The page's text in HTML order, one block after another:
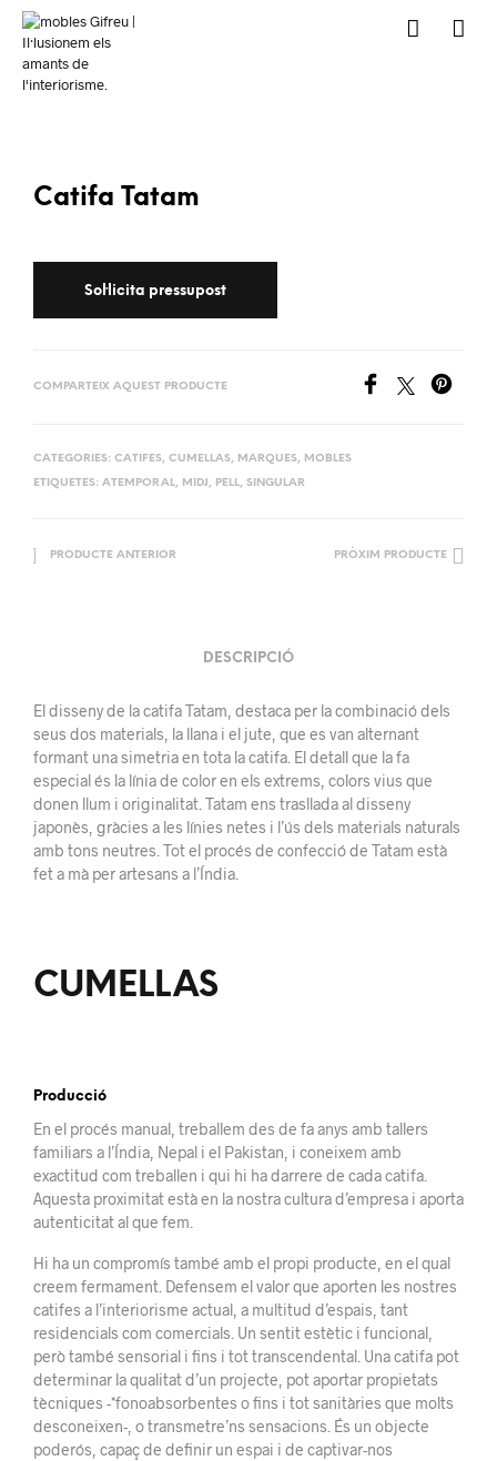
Catifa Tatam
COMPARTEIX AQUEST PRODUCTE
CATEGORIES: CATIFES, CUMELLAS, MARQUES, MOBLES
ETIQUETES: ATEMPORAL, MIDJ, PELL, SINGULAR
PRODUCTE ANTERIOR PRÒXIM PRODUCTE
DESCRIPCIÓ
El disseny de la catifa Tatam, destaca per la combinació dels
seus dos materials, la llana i el jute, que es van alternant
formant una simetria en tota la catifa. El detall que la fa
especial és la línia de color en els extrems, colors vius que
donen llum i originalitat. Tatam ens trasllada al disseny
japonès, gràcies a les línies netes i l’ús dels materials naturals
amb tons neutres. Tot el procés de confecció de Tatam està
fet a mà per artesans a l’Índia.
CUMELLAS
Producció
En el procés manual, treballem des de fa anys amb tallers
familiars a l’Índia, Nepal i el Pakistan, i coneixem amb
exactitud com treballen i qui hi ha darrere de cada catifa.
Aquesta proximitat està en la nostra cultura d’empresa i aporta
autenticitat al que fem.
Hi ha un compromís també amb el propi producte, en el qual
creem fermament. Defensem el valor que aporten les nostres
catifes a l’interiorisme actual, a multitud d’espais, tant
residencials com comercials. Un sentit estètic i funcional,
però també sensorial i fins i tot transcendental. Una catifa pot
determinar la qualitat d’un projecte, pot aportar propietats
tècniques -*fonoabsorbentes o fins i tot sanitàries que molts
desconeixen-, o transmetre’ns sensacions. És un objecte
poderós, capaç de definir un espai i de captivar-nos